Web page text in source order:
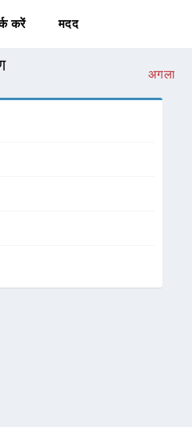
करें मदद
अगला